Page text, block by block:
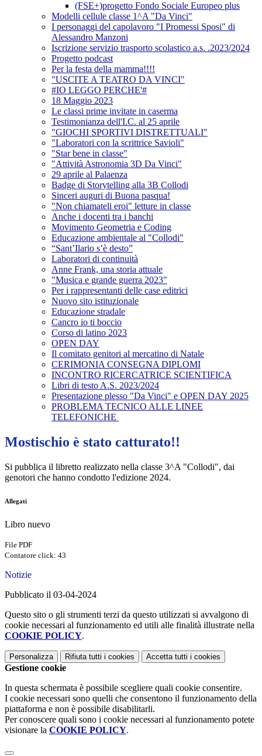
(FSE+)progetto Fondo Sociale Europeo plus
Modelli cellule classe 1^A "Da Vinci"
I personaggi del capolavoro "I Promessi Sposi" di
Alessandro Manzoni
Iscrizione servizio trasporto scolastico a.s. .2023/2024
Progetto podcast
Per la festa della mamma!!!!
"USCITE A TEATRO DA VINCI"
#IO LEGGO PERCHE'#
18 Maggio 2023
Le classi prime invitate in caserma
Testimonianza dell'I.C. al 25 aprile
"GIOCHI SPORTIVI DISTRETTUALI"
"Laboratori con la scrittrice Savioli"
"Star bene in classe"
"Attività Astronomia 3D Da Vinci"
29 aprile al Palaenza
Badge di Storytelling alla 3B Collodi
Sinceri auguri di Buona pasqua!
"Non chiamateli eroi" letture in classe
Anche i docenti tra i banchi
Movimento Geometria e Coding
Educazione ambientale al "Collodi"
“Sant’Ilario s’è desto”
Laboratori di continuità
Anne Frank, una storia attuale
"Musica e grande guerra 2023"
Per i rappresentanti delle case editrici
Nuovo sito istituzionale
Educazione stradale
Cancro io ti boccio
Corso di latino 2023
OPEN DAY
Il comitato genitori al mercatino di Natale
CERIMONIA CONSEGNA DIPLOMI
INCONTRO RICERCATRICE SCIENTIFICA
Libri di testo A.S. 2023/2024
Presentazione plesso "Da Vinci" e OPEN DAY 2025
PROBLEMA TECNICO ALLE LINEE
TELEFONICHE
Mostischio è stato catturato!!
Si pubblica il libretto realizzato nella classe 3^A "Collodi", dai
genotori che hanno condotto l'edizione 2024.
Allegati
Libro nuevo
File PDF
Contatore click: 43
Notizie
Pubblicato il 03-04-2024
Questo sito o gli strumenti terzi da questo utilizzati si avvalgono di
cookie necessari al funzionamento ed utili alle finalità illustrate nella
COOKIE POLICY.
Personalizza Rifiuta tutti i cookies Accetta tutti i cookies
Gestione cookie
In questa schermata è possibile scegliere quali cookie consentire.
I cookie necessari sono quelli che consentono il funzionamento della
piattaforma e non è possibile disabilitarli.
Per conoscere quali sono i cookie necessari al funzionamento potete
visionare la COOKIE POLICY.